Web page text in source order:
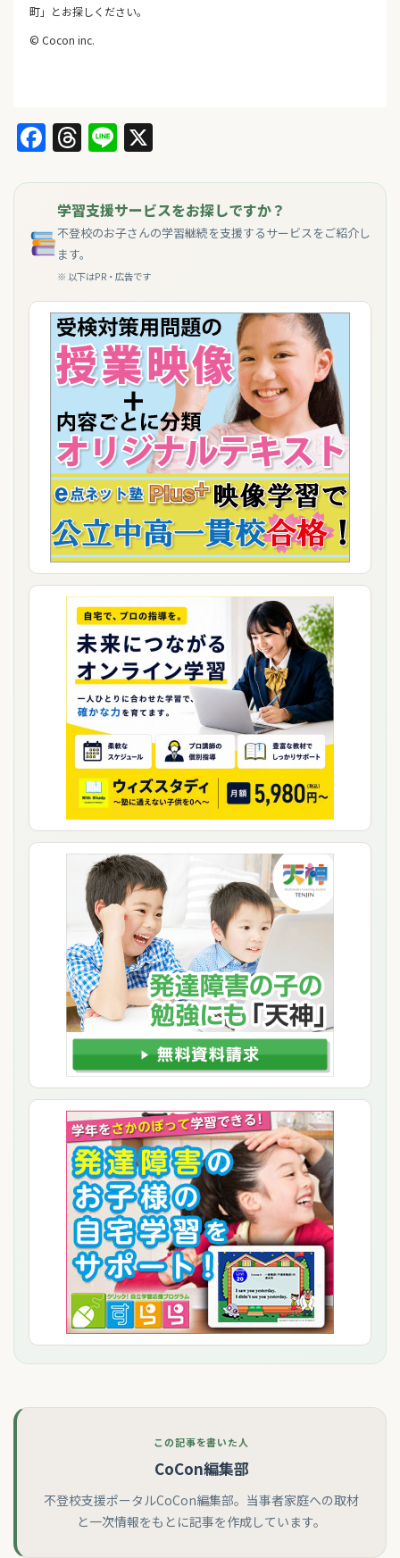
町」とお探しください。
© Cocon inc.
Facebook
Threads
Line
学習支援サービスをお探しですか？
不登校のお子さんの学習継続を支援するサービスをご紹介し
ます。
※ 以下はPR・広告です
この記事を書いた人
CoCon編集部
不登校支援ポータルCoCon編集部。当事者家庭への取材
と一次情報をもとに記事を作成しています。